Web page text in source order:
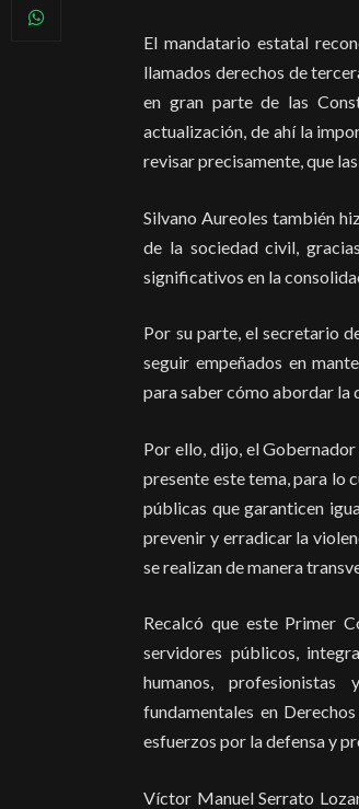
El mandatario estatal
llamados derechos de
en gran parte de las
actualización, de ahí la
revisar precisamente, que
Silvano Aureoles también
de la sociedad civil,
significativos en la
Por su parte, el secretario
seguir empeñados en
para saber cómo abordar la
Por ello, dijo, el
presente este tema, para lo
públicas que garanticen
prevenir y erradicar la
se realizan de manera
Recalcó que este Primer
servidores públicos,
humanos,
fundamentales en
esfuerzos por la defensa y
Víctor Manuel Serrato